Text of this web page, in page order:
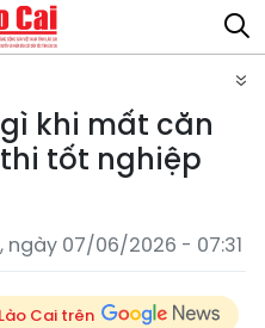
khi mất căn
tốt nghiệp
ngày 07/06/2026 - 07:31
Cai trên